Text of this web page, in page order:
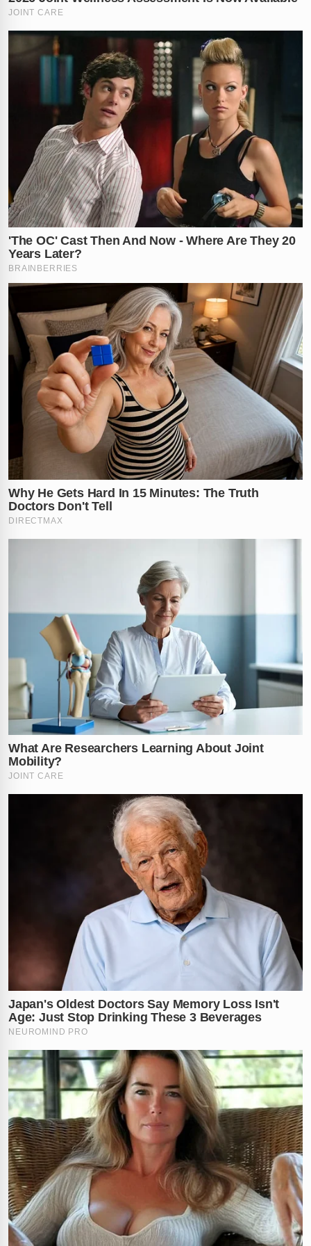
Com a situação fora de controle, os populares
decidiram acionar as autoridades competentes para
resolver o impasse. Em poucos minutos, equipes da
e doServiço de Atendimento Móvel de
Urgência (SAMU)chegaram ao endereço em
Bacabeira. O resgate foi complexo, exigindo cuidado
extremo para não ferir ainda mais o suspeito, que já
demonstrava sinais de exaustão e desespero por estar
preso sob o sol intenso da tarde de
segunda-feira .
Enquanto as equipes de resgate trabalhavam
arduamente, diversos curiosos registraram a cena com
seus celulares. Os vídeos, que mostram o homem
imobilizado pela grade da mercearia, ganharam as
de compartilhamentos e debates sobre a audácia e o
azar do suspeito. O impacto visual da ocorrência
chocou quem testemunhou o trabalho técnico dos
socorristas e policiais.
Após ser retirado das ferragens com sucesso pelas
equipes doSAMU
, o homem recebeu os primeiros
atendimentos médicos ainda no local para garantir a
estabilidade de sua saúde. Logo em seguida, ele foi
conduzido pela
Polícia Militarpara a delegacia
regional, onde o caso foi oficialmente registrado para
que as medidas legais e os trâmites do sistema judiciário
sejam seguidos conforme a lei vigente.
A justiça tardou, mas não falhou, e veio de forma
irônica. O que você acha desse desfecho inusitado?
Deixe seu comentário abaixo!
Vídeo: